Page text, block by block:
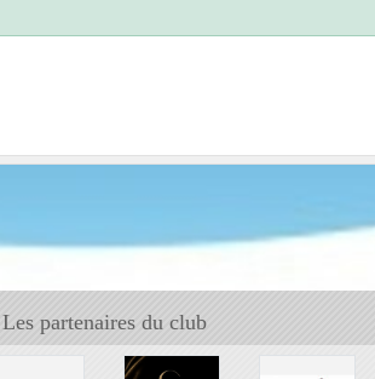
Les partenaires du club